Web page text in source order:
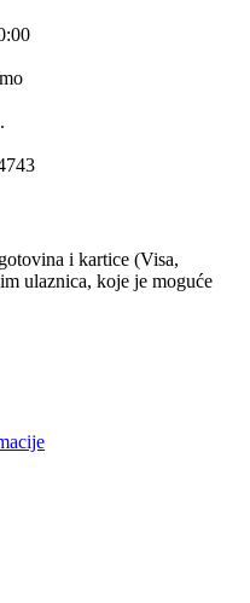
i kartice (Visa,
ulaznica, koje je moguće